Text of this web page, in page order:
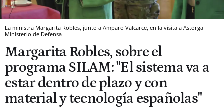
La ministra Margarita Robles, junto a Amparo Valcarce, en la visita a Astorga
Ministerio de Defensa
Margarita Robles, sobre el
programa SILAM: "El sistema va a
estar dentro de plazo y con
material y tecnología españolas"